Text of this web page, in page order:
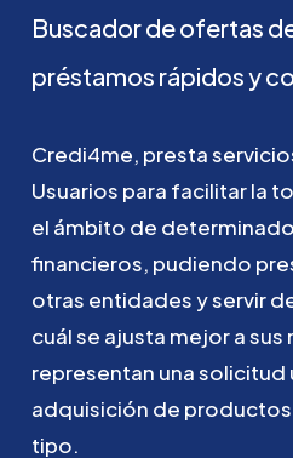
Buscadordeofertas
préstamos rápidosy
Credi4me, presta
Usuarios para facilitarla
el ámbito de
financieros, pudiendo
otras entidadesyservir
cuálse ajusta mejorasus
representan unasolicitud
adquisición de productos
tipo.